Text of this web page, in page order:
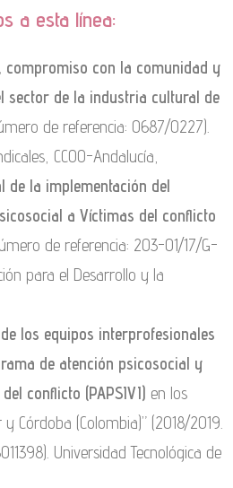
a esta línea:
compromiso con la comunidad y
sector de la industria cultural de
de referencia: 0687/0227).
CCOO-Andalucía,
de la implementación del
a Víctimas del conflicto
de referencia: 203-01/17/G-
para el Desarrollo y la
los equipos interprofesionales
de atención psicosocial y
conflicto (PAPSIVI) en los
Córdoba (Colombia)” (2018/2019.
Universidad Tecnológica de